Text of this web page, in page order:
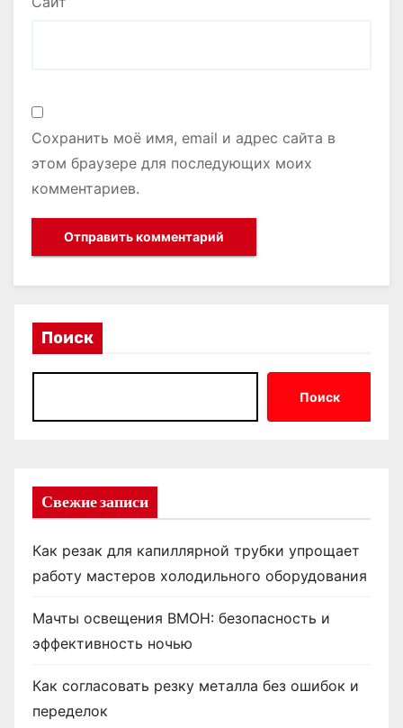
Сохранить моё имя, email и адрес сайта в
этом браузере для последующих моих
комментариев.
Поиск
Поиск
Свежие записи
Как резак для капиллярной трубки упрощает
работу мастеров холодильного оборудования
Мачты освещения ВМОН: безопасность и
эффективность ночью
Как согласовать резку металла без ошибок и
переделок